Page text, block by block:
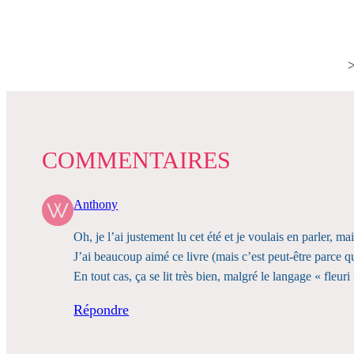
COMMENTAIRES
Anthony
Oh, je l’ai justement lu cet été et je voulais en parler,
J’ai beaucoup aimé ce livre (mais c’est peut-être
En tout cas, ça se lit très bien, malgré le langage « fleuri
Répondre